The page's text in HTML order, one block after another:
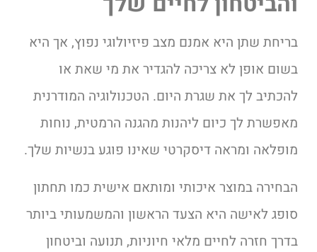
בריחת שתן היא אמנם מצב פיזיולוגי נפוץ, אך היא
בשום אופן לא צריכה להגדיר את מי שאת או
להכתיב לך את שגרת היום. הטכנולוגיה המודרנית
מאפשרת לך כיום ליהנות מהגנה הרמטית, נוחות
מופלאה ומראה דיסקרטי שאינו פוגע בנשיות שלך.
הבחירה במוצר איכותי ומותאם אישית כמו תחתון
סופג לאישה היא הצעד הראשון והמשמעותי ביותר
בדרך חזרה לחיים מלאי חיוניות, תנועה וביטחון